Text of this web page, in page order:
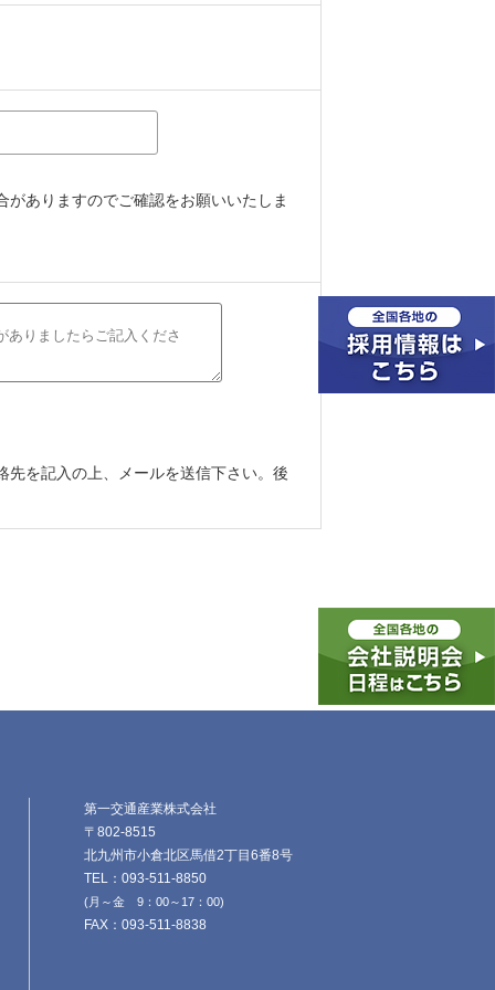
ありますのでご確認をお願いいたしま
を記入の上、メールを送信下さい。後
第一交通産業株式会社
〒802-8515
北九州市小倉北区馬借2丁目6番8号
TEL：093-511-8850
(月～金 9：00～17：00)
FAX：093-511-8838